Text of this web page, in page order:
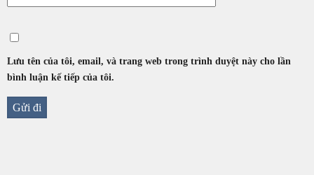
Lưu tên của tôi, email, và trang web trong trình duyệt này cho lần
bình luận kế tiếp của tôi.